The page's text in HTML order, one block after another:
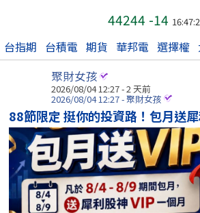
44244 -14
台指期 台積電 期貨 華邦電 選擇權
聚財女孩
2026/08/04 12:27 - 2 天前
2026/08/04 12:27 - 聚財女孩
88節限定 挺你的投資路！包月送犀